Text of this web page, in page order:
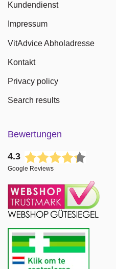
Kundendienst
Impressum
VitAdvice Abholadresse
Kontakt
Privacy policy
Search results
Bewertungen
4.3
Google Reviews